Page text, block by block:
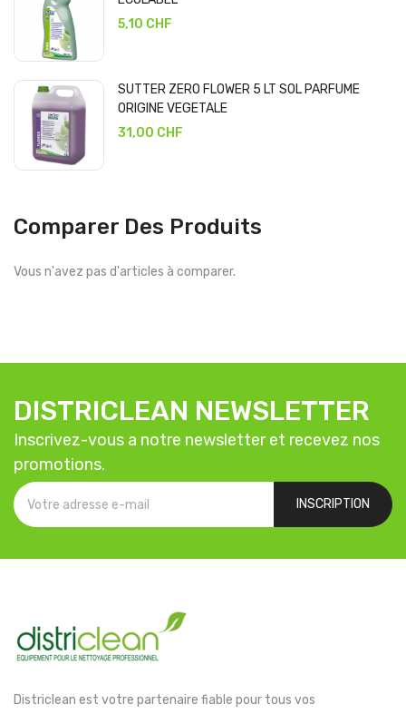
5,10 CHF
SUTTER ZERO FLOWER 5 LT SOL PARFUME
ORIGINE VEGETALE
31,00 CHF
Comparer Des Produits
Vous n'avez pas d'articles à comparer.
DISTRICLEAN NEWSLETTER
Inscrivez-vous a notre newsletter et recevez nos
promotions.
INSCRIPTION
Districlean est votre partenaire fiable pour tous vos